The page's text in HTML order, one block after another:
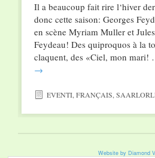
Il a beaucoup fait rire l‘hiver
donc cette saison: Georges
en scène Myriam Muller et
Feydeau! Des quiproquos à la
claquent, des «Ciel, mon mari!
→
EVENTI,FRANÇAIS,
Website by Diamond